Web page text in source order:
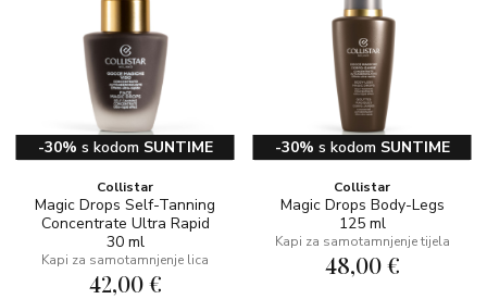
-30% s kodom SUNTIME
Collistar
Magic Drops Self-Tanning
Concentrate Ultra Rapid
30 ml
Kapi za samotamnjenje lica
42,00 €
-30% s kodom SUNTIME
Collistar
Magic Drops Body-Legs
125 ml
Kapi za samotamnjenje tijela
48,00 €